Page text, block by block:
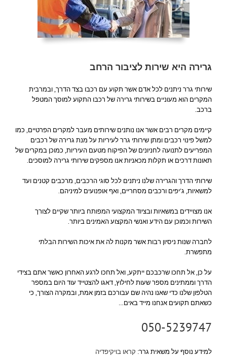
גרירה היא שירות לציבור הרחב
שירותי גרר ניתנים לכל אדם אשר תקוע עם רכבו בצד הדרך, ובמרבית
המקרים הוא מעוניים בשירותי גרירה של רכבו התקוע למוסך המטפל
ברכב.
קיימים מקרים רבים אשר אנו נותנים שירותים מעבר למקרים הפרטיים, כמו
למשל פינוי רכבים ומתן שירותי גרר לעיריות על מנת גרירה של רכבים
המפריעים לתנועה לחניונים של הפיקוח מטעם העיריות, כמוכן במקרים של
תאונות דרכים או תקלות מכאניות אנו מספקים שירותי גרירה למוסכים.
שירותי הדרך והגרירה שלנו ניתנים לכל סוגי הרכבים, מרכבים קטנים ועד
למשאיות, ג'יפים ורכבים מסחריים, ואף אופנועים למיניהם.
אנו מצויידים במשאיות ובציוד המקצועי המפותח ביותר שקיים לצורך
השירות וכמוכן עם הידע ואנשי המקצוע האמינים ביותר.
לחברה שנות ניסיון רבות אשר מקנות לה את איכות השירות הבלתי
מתפשרת.
על כן, אל תחכו שרכבכם ייתקע, ואל תחכו לרגע האחרון כאשר אתם בצידי
הדרך וממתינים מספר שעות לחילוץ, דאגו להצטייד עוד היום במספר
הטלפון שלנו כדי שאנו נהיה שם עבורכם בזמן אמת, ובמקרה הצורך, כי
כשאתם תקועים אנחנו מייד באים…
050-5239747
למידע נוסף על משאית גרר: קראו בויקיפדיה